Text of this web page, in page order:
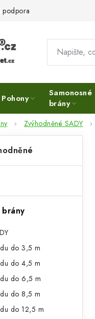
podpora
Pohony
Samonosné
brány
Zvýhodněné SADY
brány
do 3,5 m
do 4,5 m
do 6,5 m
do 8,5 m
do 12,5 m